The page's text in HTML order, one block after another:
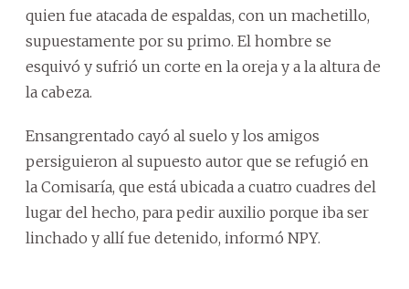
quien fue atacada de espaldas, con un machetillo,
supuestamente por su primo. El hombre se
esquivó y sufrió un corte en la oreja y a la altura de
la cabeza.
Ensangrentado cayó al suelo y los amigos
persiguieron al supuesto autor que se refugió en
la Comisaría, que está ubicada a cuatro cuadres del
lugar del hecho, para pedir auxilio porque iba ser
linchado y allí fue detenido, informó NPY.